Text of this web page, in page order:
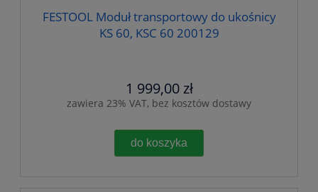
FESTOOL Moduł transportowy do ukośnicy
KS 60, KSC 60 200129
1 999,00 zł
zawiera 23% VAT, bez kosztów dostawy
do koszyka